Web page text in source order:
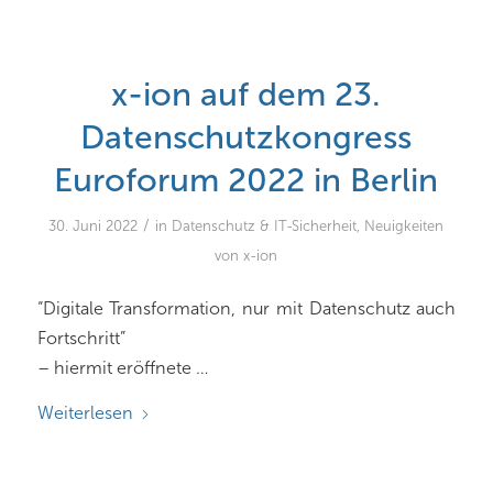
x-ion auf dem 23.
Datenschutzkongress
Euroforum 2022 in Berlin
30. Juni 2022 / in Datenschutz & IT-Sicherheit Neuigkeiten
von x-ion
“Digitale Transformation, nur mit Datenschutz auch
Fortschritt”
– hiermit eröffnete …
Weiterlesen